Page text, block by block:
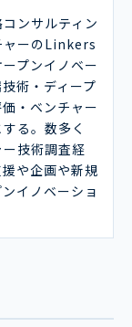
ンサルティン
ャーのLinkers
プンイノベー
術・ディープ
・ベンチャー
る。数多く
技術調査経
や企画や新規
イノベーショ